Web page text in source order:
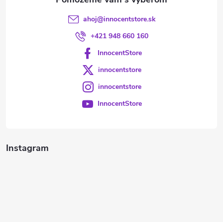
Instagram
ahoj@innocentstore.sk
+421 948 660 160
InnocentStore
innocentstore
innocentstore
InnocentStore